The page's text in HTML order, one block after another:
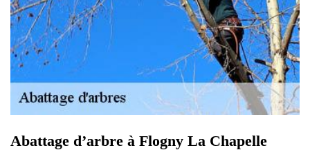
Abattage d’arbre à Flogny La Chapelle